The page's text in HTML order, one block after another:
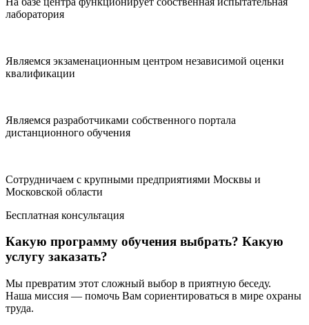
лаборатория
Являемся экзаменационным центром независимой оценки
квалификации
Являемся разработчиками собственного портала
дистанционного обучения
Сотрудничаем с крупными предприятиями Москвы и
Московской области
Бесплатная консультация
Какую программу обучения выбрать? Какую
услугу заказать?
Мы превратим этот сложный выбор в приятную беседу.
Наша миссия — помочь Вам сориентироваться в мире охраны
труда.